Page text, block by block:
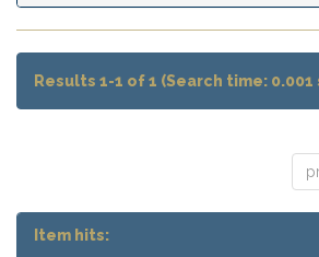
Results 1-1 of 1 (Search time:
Item hits: